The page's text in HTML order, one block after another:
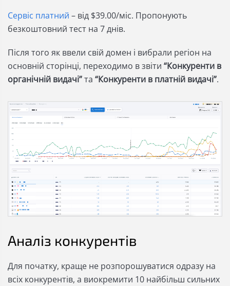
Сервіс платний – від $39.00/міс. Пропонують
безкоштовний тест на 7 днів.
Після того як ввели свій домен і вибрали регіон на
основній сторінці, переходимо в звіти “Конкуренти в
органічній видачі”та “Конкуренти в платній видачі”.
Аналіз конкурентів
Для початку, краще не розпорошуватися одразу на
всіх конкурентів, а виокремити 10 найбільш сильних